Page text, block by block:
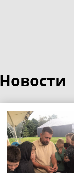
Новости